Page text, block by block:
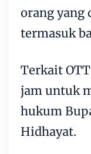
orang yang
termasuk
Terkait
jam untuk
hukum
Hidhayat.